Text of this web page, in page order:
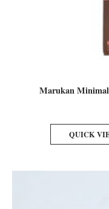
Marukan Minimal
QUICK